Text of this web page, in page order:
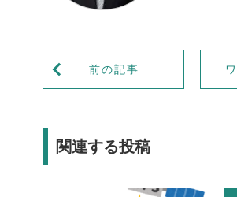
前の記事
関連する投稿